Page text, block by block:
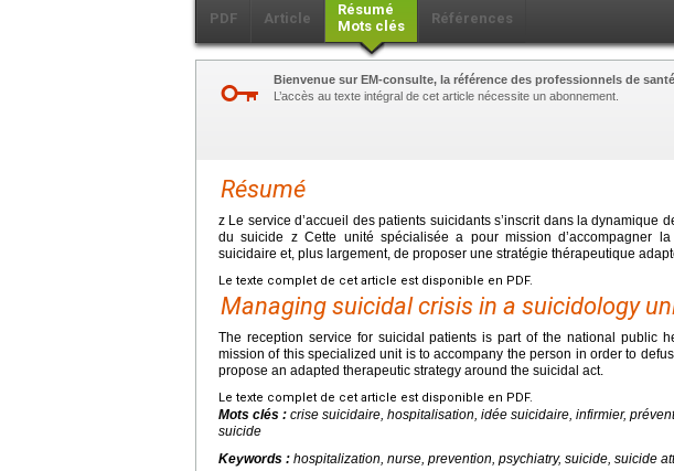
PDF Article
Résumé
Mots clés
Références
Bienvenue sur EM-consulte, la référence des professionnels de
L’accès au texte intégral de cet article nécessite un abonnement.
Résumé
z Le service d’accueil des patients suicidants s’inscrit dans la dynamique
du suicide z Cette unité spécialisée a pour mission d’accompagner
suicidaire et, plus largement, de proposer une stratégie thérapeutique
Le texte complet de cet article est disponible en PDF.
Managing suicidal crisis in a suicidology
The reception service for suicidal patients is part of the national public
mission of this specialized unit is to accompany the person in order to
propose an adapted therapeutic strategy around the suicidal act.
Le texte complet de cet article est disponible en PDF.
Mots clés : crise suicidaire, hospitalisation, idée suicidaire, infirmier,
suicide
Keywords : hospitalization, nurse, prevention, psychiatry, suicide, suicide